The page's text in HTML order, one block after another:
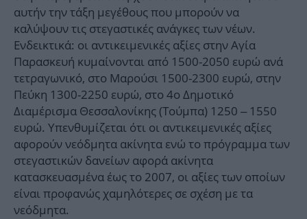
αυτήν την τάξη μεγέθους που μπορούν να
καλύψουν τις στεγαστικές ανάγκες των νέων.
Ενδεικτικά: οι αντικειμενικές αξίες στην Αγία
Παρασκευή κυμαίνονται από 1500-2050 ευρώ ανά
τετραγωνικό, στο Μαρούσι 1500-2300 ευρώ, στην
Πεύκη 1300-2250 ευρώ, στο 4ο Δημοτικό
Διαμέρισμα Θεσσαλονίκης (Τούμπα) 1250 – 1550
ευρώ. Υπενθυμίζεται ότι οι αντικειμενικές αξίες
αφορούν νεόδμητα ακίνητα ενώ το πρόγραμμα των
στεγαστικών δανείων αφορά ακίνητα
κατασκευασμένα έως το 2007, οι αξίες των οποίων
είναι προφανώς χαμηλότερες σε σχέση με τα
νεόδμητα.